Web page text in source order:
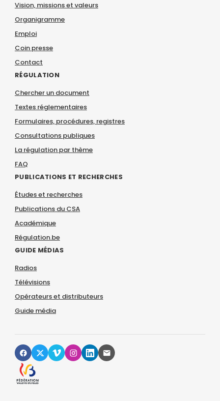
Vision, missions et valeurs
Organigramme
Emploi
Coin presse
Contact
RÉGULATION
Chercher un document
Textes réglementaires
Formulaires, procédures, registres
Consultations publiques
La régulation par thème
FAQ
PUBLICATIONS ET RECHERCHES
Études et recherches
Publications du CSA
Académique
Régulation.be
GUIDE MÉDIAS
Radios
Télévisions
Opérateurs et distributeurs
Guide média